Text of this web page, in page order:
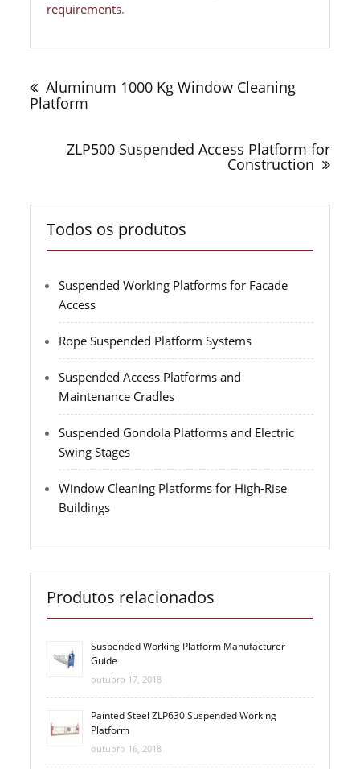
requirements.
PostAluminum 1000 Kg Window Cleaning
Platform
ZLP500 Suspended Access Platform for
Construction
Todos os produtos
Suspended Working Platforms for Facade
Access
Rope Suspended Platform Systems
Suspended Access Platforms and
Maintenance Cradles
Suspended Gondola Platforms and Electric
Swing Stages
Window Cleaning Platforms for High-Rise
Buildings
Produtos relacionados
Suspended Working Platform Manufacturer
Guide
outubro 17, 2018
Painted Steel ZLP630 Suspended Working
Platform
outubro 16, 2018